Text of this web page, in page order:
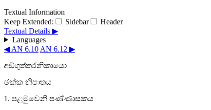
Textual Information
Keep Extended:
Sidebar
Header
Textual Details ▶
Languages
◀ AN 6.10 AN 6.12 ▶
අඞ්ගුත්තරනිකායො
ඡක්ක නිපාතය
1. පළමුවෙනි පණ්ණාසකය